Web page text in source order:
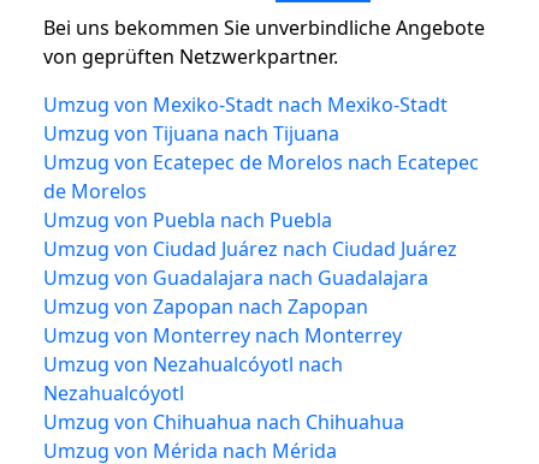
Bei uns bekommen Sie unverbindliche Angebote
von geprüften Netzwerkpartner.
Umzug von Mexiko-Stadt nach Mexiko-Stadt
Umzug von Tijuana nach Tijuana
Umzug von Ecatepec de Morelos nach Ecatepec
de Morelos
Umzug von Puebla nach Puebla
Umzug von Ciudad Juárez nach Ciudad Juárez
Umzug von Guadalajara nach Guadalajara
Umzug von Zapopan nach Zapopan
Umzug von Monterrey nach Monterrey
Umzug von Nezahualcóyotl nach
Nezahualcóyotl
Umzug von Chihuahua nach Chihuahua
Umzug von Mérida nach Mérida